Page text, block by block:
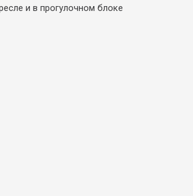
и в прогулочном блоке